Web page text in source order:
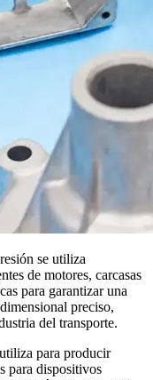
se utiliza
de motores, carcasas
para garantizar una
preciso,
del transporte.
para producir
para dispositivos